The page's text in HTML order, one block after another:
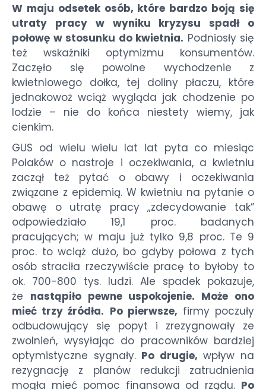
W maju odsetek osób, które bardzo boją się
utraty pracy w wyniku kryzysu spadł o
połowę w stosunku do kwietnia. Podniosły się
też wskaźniki optymizmu konsumentów.
Zaczęło się powolne wychodzenie z
kwietniowego dołka, tej doliny płaczu, które
jednakowoż wciąż wygląda jak chodzenie po
lodzie – nie do końca niestety wiemy, jak
cienkim.
GUS od wielu wielu lat lat pyta co miesiąc
Polaków o nastroje i oczekiwania, a kwietniu
zaczął też pytać o obawy i oczekiwania
związane z epidemią. W kwietniu na pytanie o
obawę o utratę pracy „zdecydowanie tak”
odpowiedziało 19,1 proc. badanych
pracujących; w maju już tylko 9,8 proc. Te 9
proc. to wciąż dużo, bo gdyby połowa z tych
osób straciła rzeczywiście pracę to byłoby to
ok. 700-800 tys. ludzi. Ale spadek pokazuje,
że nastąpiło pewne uspokojenie. Może ono
mieć trzy źródła. Po pierwsze, firmy poczuły
odbudowujący się popyt i zrezygnowały ze
zwolnień, wysyłając do pracowników bardziej
optymistyczne sygnały. Po drugie, wpływ na
rezygnację z planów redukcji zatrudnienia
mogła mieć pomoc finansowa od rządu. Po